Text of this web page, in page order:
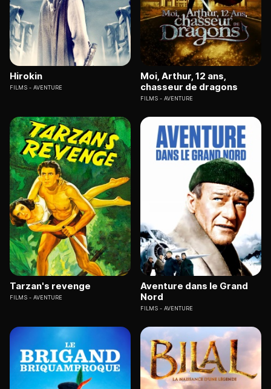
Hirokin
FILMS AVENTURE
Moi, Arthur, 12 ans,
chasseur de dragons
FILMS AVENTURE
Tarzan's revenge
FILMS AVENTURE
Aventure dans le Grand
Nord
FILMS AVENTURE